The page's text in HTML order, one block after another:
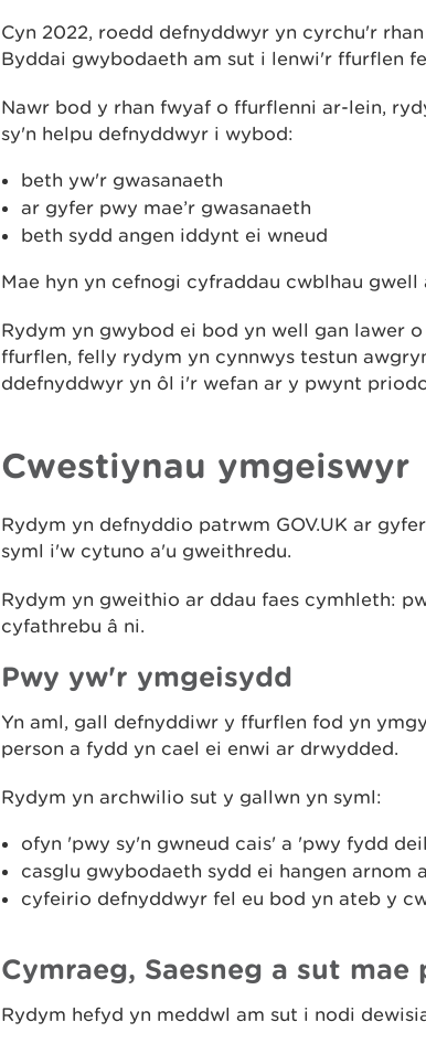
Cyn 2022, roedd defnyddwyr yn cyrchu'r
Byddai gwybodaeth am sut i lenwi'r ffurflen
Nawr bod y rhan fwyaf o ffurflenni ar-lein,
sy'n helpu defnyddwyr i wybod:
beth yw'r gwasanaeth
ar gyfer pwy mae’r gwasanaeth
beth sydd angen iddynt ei wneud
Mae hyn yn cefnogi cyfraddau cwblhau gwell
Rydym yn gwybod ei bod yn well gan lawer
ffurflen, felly rydym yn cynnwys testun
ddefnyddwyr yn ôl i'r wefan ar y pwynt
Cwestiynau ymgeiswyr
Rydym yn defnyddio patrwm GOV.UK ar
syml i'w cytuno a'u gweithredu.
Rydym yn gweithio ar ddau faes cymhleth:
cyfathrebu â ni.
Pwy yw'r ymgeisydd
Yn aml, gall defnyddiwr y ffurflen fod yn
person a fydd yn cael ei enwi ar drwydded.
Rydym yn archwilio sut y gallwn yn syml:
ofyn 'pwy sy'n gwneud cais' a 'pwy fydd
casglu gwybodaeth sydd ei hangen arnom
cyfeirio defnyddwyr fel eu bod yn ateb y
Cymraeg, Saesneg a sut
Rydym hefyd yn meddwl am sut i nodi